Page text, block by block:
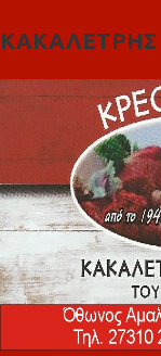
ΚΑΚΑΛΕΤΡΗΣ